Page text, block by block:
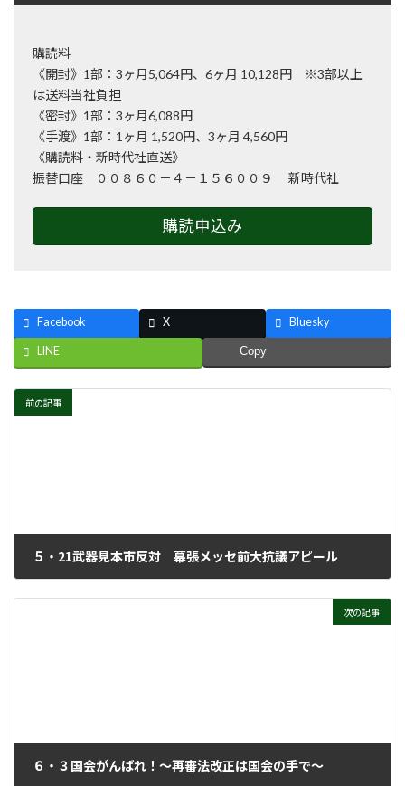
購読料
《開封》1部：3ヶ月5,064円、6ヶ月 10,128円 ※3部以上
は送料当社負担
《密封》1部：3ヶ月6,088円
《手渡》1部：1ヶ月 1,520円、3ヶ月 4,560円
《購読料・新時代社直送》
振替口座 ００８６０－４－１５６００９ 新時代社
購読申込み
Facebook X Bluesky
LINE Copy
前の記事
５・21武器見本市反対 幕張メッセ前大抗議アピール
次の記事
６・３国会がんばれ！～再審法改正は国会の手で～